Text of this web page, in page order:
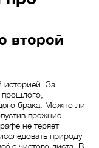
второй
историей. За
брака. Можно ли
прежние
не теряет
природу
с чистого листа. В